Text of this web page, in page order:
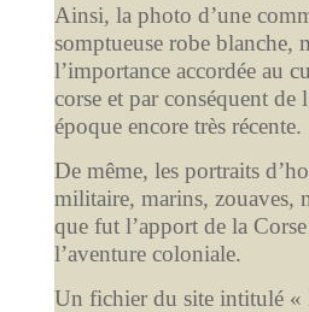
Ainsi, la photo d’une
somptueuse robe blanche,
l’importance accordée au
corse et par conséquent de
époque encore très récente.
De même, les portraits
militaire, marins, zouaves,
que fut l’apport de la
l’aventure coloniale.
Un fichier du site intitulé «